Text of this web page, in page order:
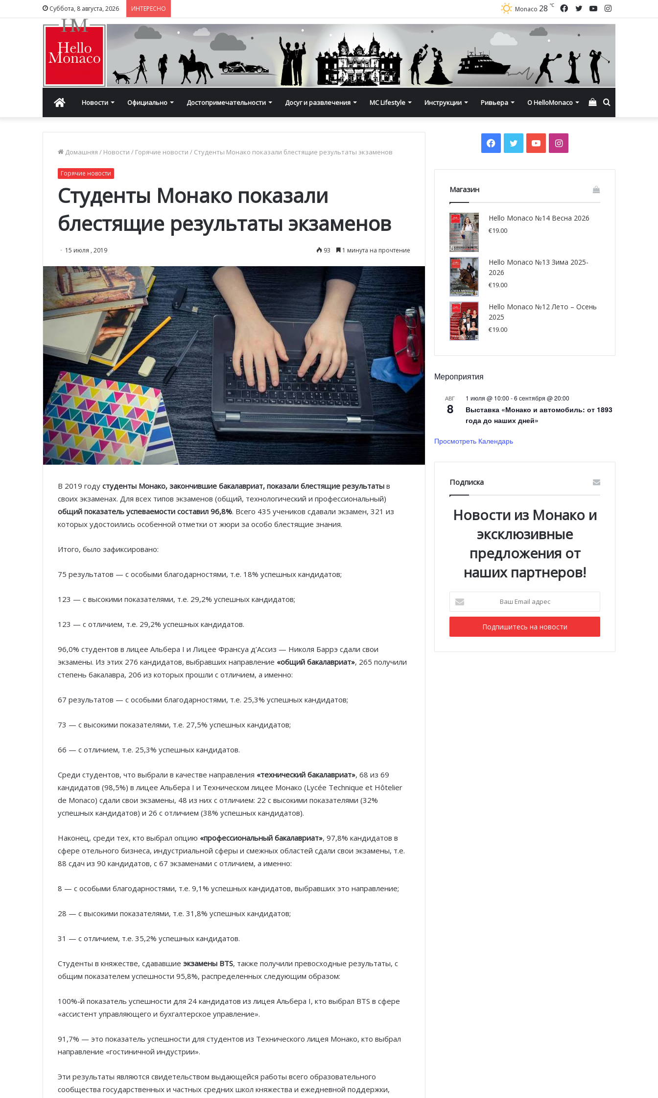
Суббота, 8 августа, 2026 ИНТЕРЕСНО Instagram
YouTube
Twitter
Facebook
Monaco 28 ℃
ГлавнаяНовости Официально Достопримечательности Досуг и развлечения MC Lifestyle Инструкции Ривьера О HelloMonaco Смотреть
Домашняя / Новости / Горячие новости / Студенты Монако показали блестящие результаты экзаменов
Горячие новости
Студенты Монако показали
блестящие результаты экзаменов
15 июля , 2019 93 1 минута на прочтение
В 2019 году студенты Монако, закончившие бакалавриат, показали блестящие результаты в
своих экзаменах. Для всех типов экзаменов (общий, технологический и профессиональный)
общий показатель успеваемости составил 96,8%. Всего 435 учеников сдавали экзамен, 321 из
которых удостоились особенной отметки от жюри за особо блестящие знания.
Итого, было зафиксировано:
75 результатов — с особыми благодарностями, т.е. 18% успешных кандидатов;
123 — с высокими показателями, т.е. 29,2% успешных кандидатов;
123 — с отличием, т.е. 29,2% успешных кандидатов.
96,0% студентов в лицее Альбера I и Лицее Франсуа д’Ассиз — Николя Баррэ сдали свои
экзамены. Из этих 276 кандидатов, выбравших направление «общий бакалавриат», 265 получили
степень бакалавра, 206 из которых прошли с отличием, а именно:
67 результатов — с особыми благодарностями, т.е. 25,3% успешных кандидатов;
73 — с высокими показателями, т.е. 27,5% успешных кандидатов;
66 — с отличием, т.е. 25,3% успешных кандидатов.
Среди студентов, что выбрали в качестве направления «технический бакалавриат», 68 из 69
кандидатов (98,5%) в лицее Альбера I и Техническом лицее Монако (Lycée Technique et Hôtelier
de Monaco) сдали свои экзамены, 48 из них с отличием: 22 с высокими показателями (32%
успешных кандидатов) и 26 с отличием (38% успешных кандидатов).
Наконец, среди тех, кто выбрал опцию «профессиональный бакалавриат», 97,8% кандидатов в
сфере отельного бизнеса, индустриальной сферы и смежных областей сдали свои экзамены, т.е.
88 сдач из 90 кандидатов, с 67 экзаменами с отличием, а именно:
8 — с особыми благодарностями, т.е. 9,1% успешных кандидатов, выбравших это направление;
28 — с высокими показателями, т.е. 31,8% успешных кандидатов;
31 — с отличием, т.е. 35,2% успешных кандидатов.
Студенты в княжестве, сдававшие экзамены BTS, также получили превосходные результаты, с
общим показателем успешности 95,8%, распределенных следующим образом:
100%-й показатель успешности для 24 кандидатов из лицея Альбера I, кто выбрал BTS в сфере
«ассистент управляющего и бухгалтерское управление».
91,7% — это показатель успешности для студентов из Технического лицея Монако, кто выбрал
направление «гостиничной индустрии».
Эти результаты являются свидетельством выдающейся работы всего образовательного
сообщества государственных и частных средних школ княжества и ежедневной поддержки,
Шарлен посетили 77-й Бал
Шарль Леклер вновь в борьбе:
Ferrari набирает скорость перед
Facebook
TwitterYouTubeInstagram
Магазин
Hello Monaco №14 Весна 2026
€19.00
Hello Monaco №13 Зима 2025-
2026
€19.00
Hello Monaco №12 Лето – Осень
2025
€19.00
Мероприятия
АВГ
8
1 июля @ 10:00 -6 сентября @ 20:00
Выставка «Монако и автомобиль: от 1893
года до наших дней»
Просмотреть Календарь
Подписка
Новости из Монако и
эксклюзивные
предложения от
наших партнеров!
Email
адрес